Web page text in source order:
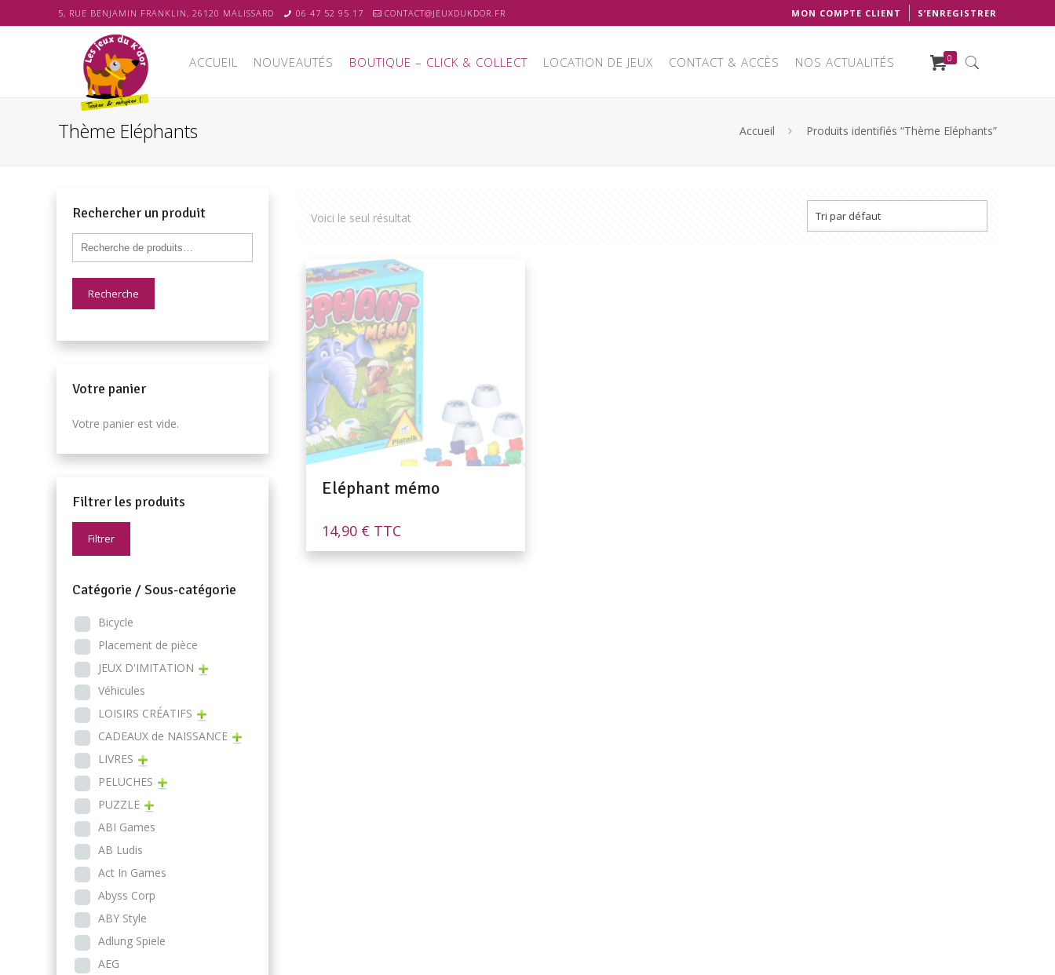
5, RUE BENJAMIN FRANKLIN, 26120 MALISSARD 06 47 52 95 17 CONTACT@JEUXDUKDOR.FR MON COMPTE CLIENT S’ENREGISTRER
ACCUEIL NOUVEAUTÉS BOUTIQUE – CLICK & COLLECT LOCATION DE JEUX CONTACT & ACCÈS NOS ACTUALITÉS 0
Thème Eléphants Accueil Produits identifiés “Thème Eléphants”
Voici le seul résultat
Eléphant mémo
14,90 € TTC
Rechercher un produit
Recherche
Votre panier
Votre panier est vide.
Filtrer les produits
Filtrer
Catégorie / Sous-catégorie
Bicycle
Placement de pièce
JEUX D'IMITATION
Véhicules
LOISIRS CRÉATIFS
CADEAUX de NAISSANCE
LIVRES
PELUCHES
PUZZLE
ABI Games
AB Ludis
Act In Games
Abyss Corp
ABY Style
Adlung Spiele
AEG